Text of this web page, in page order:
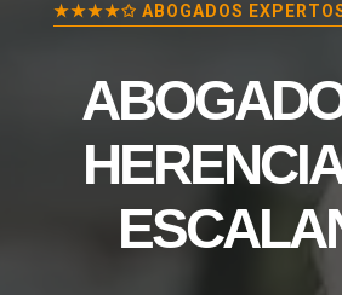
★★★★✩ ABOGADOS EXPERTOS